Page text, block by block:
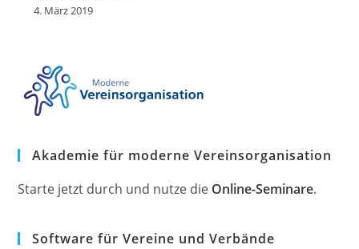
4. März 2019
Akademie für moderne Vereinsorganisation
Starte jetzt durch und nutze die Online-Seminare.
Software für Vereine und Verbände